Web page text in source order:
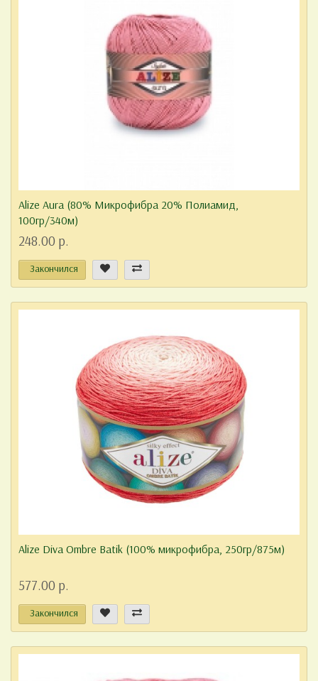
Alize Aura (80% Микрофибра 20% Полиамид,
100гр/340м)
248.00 р.
Закончился
Alize Diva Ombre Batik (100% микрофибра, 250гр/875м)
577.00 р.
Закончился